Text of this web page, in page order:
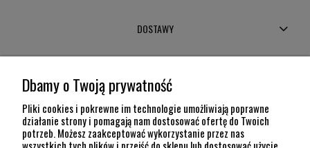
DOSTAWY
POMOC
INFORMACJE
Dbamy o Twoją prywatność
Pliki cookies i pokrewne im technologie umożliwiają poprawne
działanie strony i pomagają nam dostosować ofertę do Twoich
potrzeb. Możesz zaakceptować wykorzystanie przez nas